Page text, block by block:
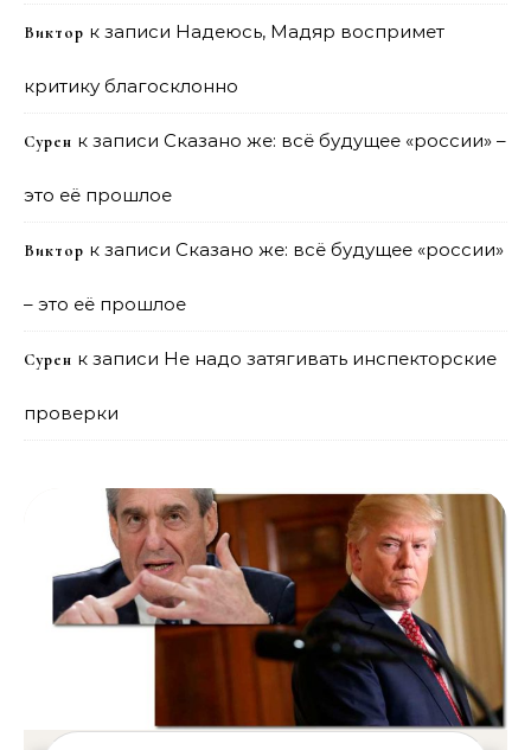
Виктор к записи Надеюсь, Мадяр воспримет
критику благосклонно
Сурен к записи Сказано же: всё будущее «россии» –
это её прошлое
Виктор к записи Сказано же: всё будущее «россии»
– это её прошлое
Сурен к записи Не надо затягивать инспекторские
проверки